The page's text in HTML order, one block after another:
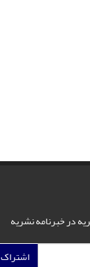
در خبرنامه نشریه
اشتراک